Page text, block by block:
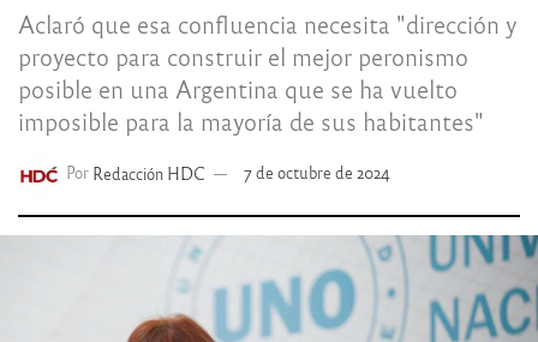
Aclaró que esa confluencia necesita "dirección y
proyecto para construir el mejor peronismo
posible en una Argentina que se ha vuelto
imposible para la mayoría de sus habitantes"
Por Redacción HDC 7 de octubre de 2024